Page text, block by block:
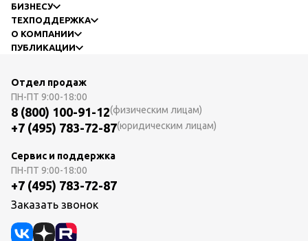
БИЗНЕСУ
ТЕХПОДДЕРЖКА
О КОМПАНИИ
ПУБЛИКАЦИИ
Отдел продаж
ПН-ПТ 9:00-18:00
8 (800) 100-91-12(физическим лицам)
+7 (495) 783-72-87(юридическим лицам)
Сервис и поддержка
ПН-ПТ 9:00-18:00
+7 (495) 783-72-87
Заказать звонок